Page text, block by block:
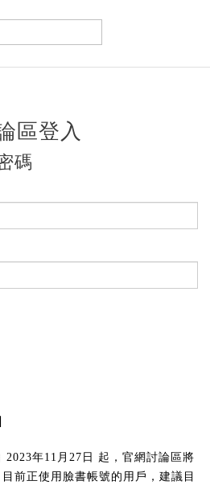
區登入
碼
2023年11月27日 起，官網討論區將
目前正使用臉書帳號的用戶，建議目